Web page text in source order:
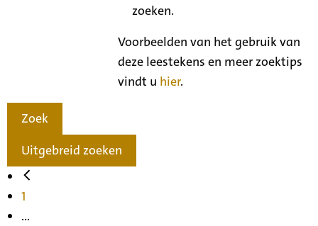
zoeken.
Voorbeelden van het gebruik van
deze leestekens en meer zoektips
vindt u hier.
Zoek
Uitgebreid zoeken
1
...